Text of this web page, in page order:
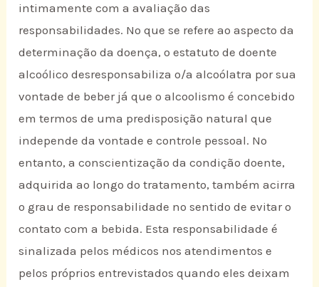
intimamente com a avaliação das
responsabilidades. No que se refere ao aspecto da
determinação da doença, o estatuto de doente
alcoólico desresponsabiliza o/a alcoólatra por sua
vontade de beber já que o alcoolismo é concebido
em termos de uma predisposição natural que
independe da vontade e controle pessoal. No
entanto, a conscientização da condição doente,
adquirida ao longo do tratamento, também acirra
o grau de responsabilidade no sentido de evitar o
contato com a bebida. Esta responsabilidade é
sinalizada pelos médicos nos atendimentos e
pelos próprios entrevistados quando eles deixam